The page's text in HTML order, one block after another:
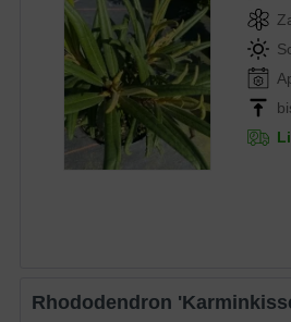
Rhododendron